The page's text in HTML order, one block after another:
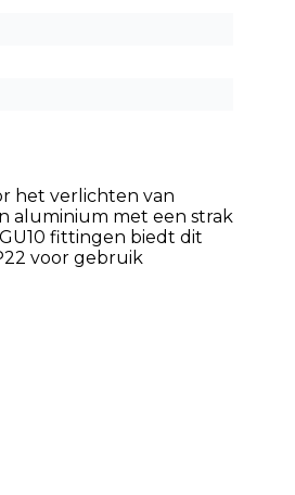
het verlichten van
aluminium met een strak
fittingen biedt dit
voor gebruik